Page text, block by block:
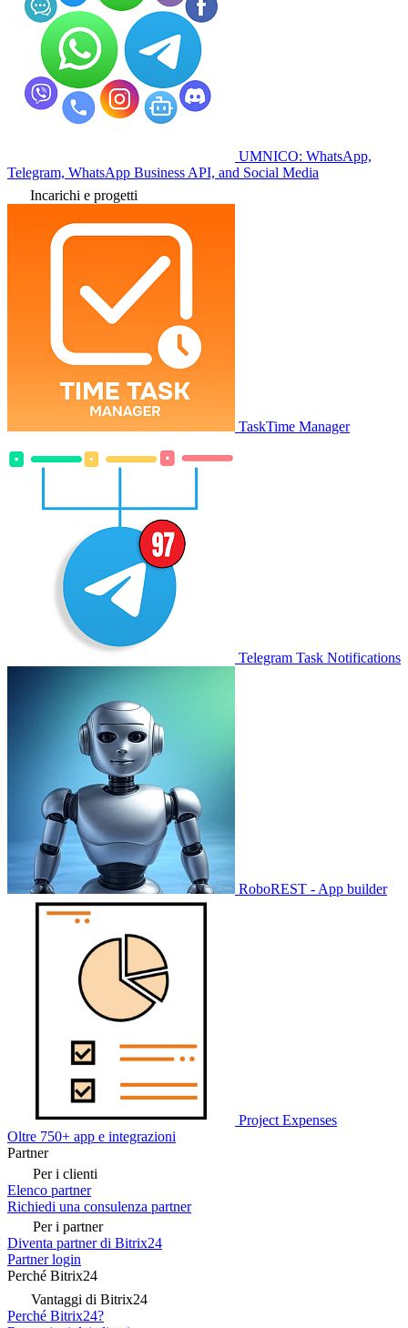
UMNICO: WhatsApp,
Telegram, WhatsApp Business API, and Social Media
Incarichi e progetti
TaskTime Manager
Telegram Task Notifications
RoboREST - App builder
Project Expenses
Oltre 750+ app e integrazioni
Partner
Per i clienti
Elenco partner
Richiedi una consulenza partner
Per i partner
Diventa partner di Bitrix24
Partner login
Perché Bitrix24
Vantaggi di Bitrix24
Perché Bitrix24?